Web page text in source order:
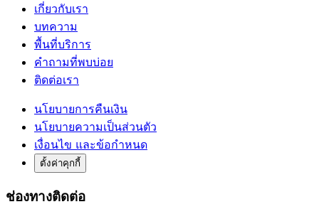
เกี่ยวกับเรา
บทความ
พื้นที่บริการ
คำถามที่พบบ่อย
ติดต่อเรา
นโยบายการคืนเงิน
นโยบายความเป็นส่วนตัว
เงื่อนไข และข้อกำหนด
ตั้งค่าคุกกี้
ช่องทางติดต่อ